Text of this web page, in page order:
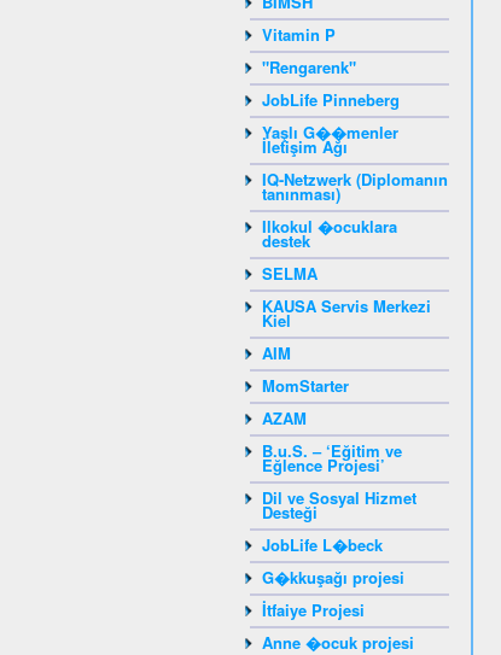
Vitamin P
"Rengarenk"
JobLife Pinneberg
Yaşlı G��menler
İletişim Ağı
IQ-Netzwerk (Diplomanın
tanınması)
Ilkokul �ocuklara
destek
SELMA
KAUSA Servis Merkezi
Kiel
AIM
MomStarter
AZAM
B.u.S. – ‘Eğitim ve
Eğlence Projesi’
Dil ve Sosyal Hizmet
Desteği
JobLife L�beck
G�kkuşağı projesi
İtfaiye Projesi
Anne �ocuk projesi